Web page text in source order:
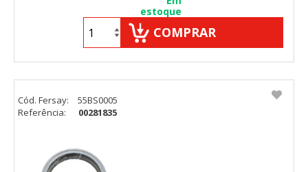
estoque
COMPRAR
Cód. Fersay:
55BS0005
Referência:
00281835